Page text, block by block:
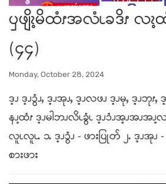
ၦဖျိၩ့မိထံၭအလံၬခဒိၭ လ
(၄၄)
Monday, October 28, 2024
ဒ့ၪ ဒ့ၪၥွံၪႇ ဒ့ၪအုၪႇ ဒ့ၪလဖၪ ဒ့ၪမုႇ ဒ့ၪဘုၭ
နၪ့ထံၭ ဒ့ၪမါဘၪလိၬခွံၬ ဒ့ၪၥံၪအ့ၪအၪအ
လူၬလူၬႉ ၁ႉ ဒ့ၪၥွံၪ - ဖားပြုတ် ၂ႉ ဒ့ၪအုၪ
စားဖား